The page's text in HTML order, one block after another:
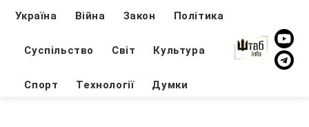
Україна Війна Закон Політика
Суспільство Світ Культура
Спорт Технології Думки